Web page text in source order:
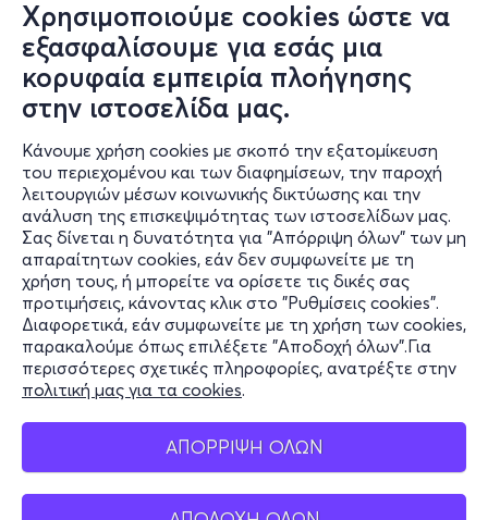
Χρησιμοποιούμε cookies ώστε να
εξασφαλίσουμε για εσάς μια
κορυφαία εμπειρία πλοήγησης
στην ιστοσελίδα μας.
Κάνουμε χρήση cookies με σκοπό την εξατομίκευση
του περιεχομένου και των διαφημίσεων, την παροχή
λειτουργιών μέσων κοινωνικής δικτύωσης και την
ανάλυση της επισκεψιμότητας των ιστοσελίδων μας.
Σας δίνεται η δυνατότητα για "Απόρριψη όλων" των μη
απαραίτητων cookies, εάν δεν συμφωνείτε με τη
χρήση τους, ή μπορείτε να ορίσετε τις δικές σας
προτιμήσεις, κάνοντας κλικ στο "Ρυθμίσεις cookies".
Διαφορετικά, εάν συμφωνείτε με τη χρήση των cookies,
παρακαλούμε όπως επιλέξετε "Αποδοχή όλων".Για
περισσότερες σχετικές πληροφορίες, ανατρέξτε στην
πολιτική μας για τα cookies.
ΑΠΟΡΡΙΨΗ ΟΛΩΝ
Πληροφορίες
Υποστήριξη
Stay Connected
Mobile app